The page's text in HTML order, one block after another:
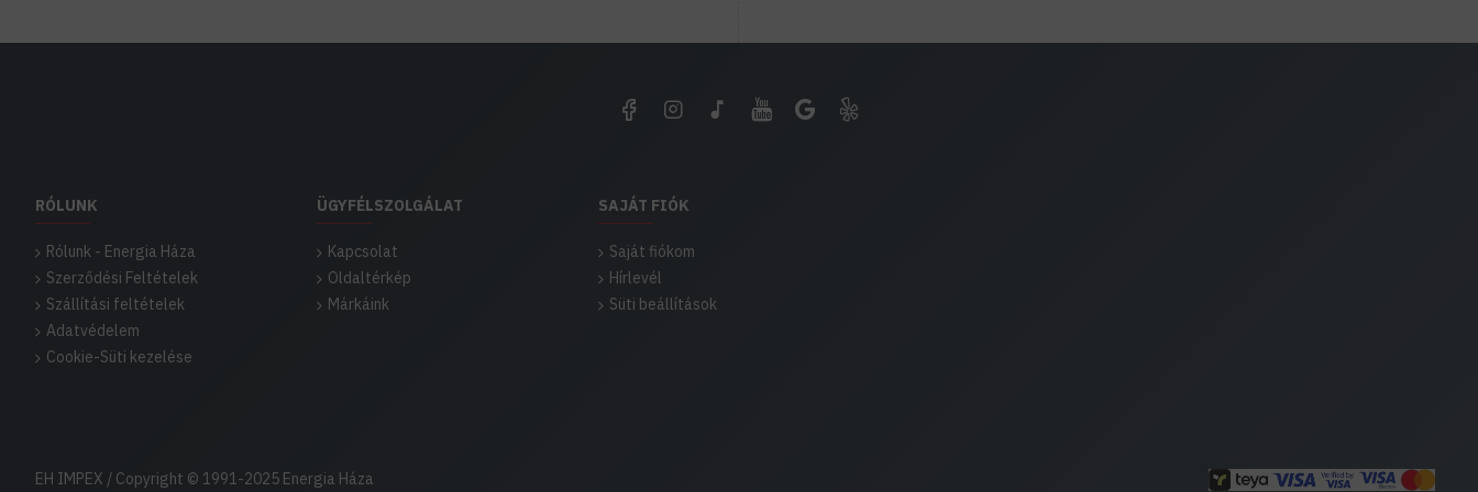
RÓLUNK
Rólunk - Energia Háza
Szerződési Feltételek
Szállítási feltételek
Adatvédelem
Cookie-Süti kezelése
ÜGYFÉLSZOLGÁLAT
Kapcsolat
Oldaltérkép
Márkáink
SAJÁT FIÓK
Saját fiókom
Hírlevél
Süti beállítások
EH IMPEX / Copyright © 1991-2025 Energia Háza